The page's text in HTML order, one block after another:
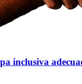
inclusiva